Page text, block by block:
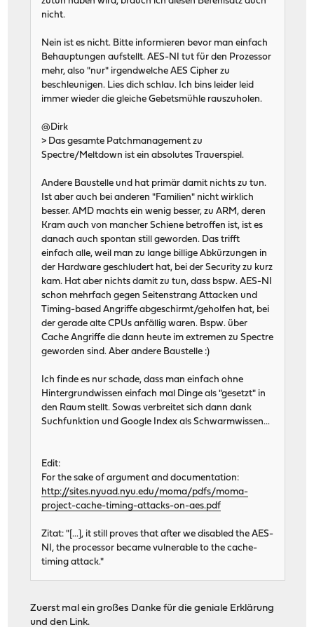
nicht.
Nein ist es nicht. Bitte informieren bevor man einfach
Behauptungen aufstellt. AES-NI tut für den Prozessor
mehr, also "nur" irgendwelche AES Cipher zu
beschleunigen. Lies dich schlau. Ich bins leider leid
immer wieder die gleiche Gebetsmühle rauszuholen.
@Dirk
> Das gesamte Patchmanagement zu
Spectre/Meltdown ist ein absolutes Trauerspiel.
Andere Baustelle und hat primär damit nichts zu tun.
Ist aber auch bei anderen "Familien" nicht wirklich
besser. AMD machts ein wenig besser, zu ARM, deren
Kram auch von mancher Schiene betroffen ist, ist es
danach auch spontan still geworden. Das trifft
einfach alle, weil man zu lange billige Abkürzungen in
der Hardware geschludert hat, bei der Security zu kurz
kam. Hat aber nichts damit zu tun, dass bspw. AES-NI
schon mehrfach gegen Seitenstrang Attacken und
Timing-based Angriffe abgeschirmt/geholfen hat, bei
der gerade alte CPUs anfällig waren. Bspw. über
Cache Angriffe die dann heute im extremen zu Spectre
geworden sind. Aber andere Baustelle :)
Ich finde es nur schade, dass man einfach ohne
Hintergrundwissen einfach mal Dinge als "gesetzt" in
den Raum stellt. Sowas verbreitet sich dann dank
Suchfunktion und Google Index als Schwarmwissen...
Edit:
For the sake of argument and documentation:
http://sites.nyuad.nyu.edu/moma/pdfs/moma-
project-cache-timing-attacks-on-aes.pdf
Zitat: "[...], it still proves that after we disabled the AES-
NI, the processor became vulnerable to the cache-
timing attack."
Zuerst mal ein großes Danke für die geniale Erklärung
und den Link.